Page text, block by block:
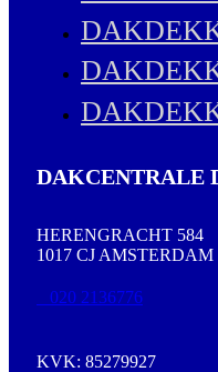
DAKCENTRALE
HERENGRACHT 584
1017 CJ AMSTERDAM
020 2136776
KVK: 85279927